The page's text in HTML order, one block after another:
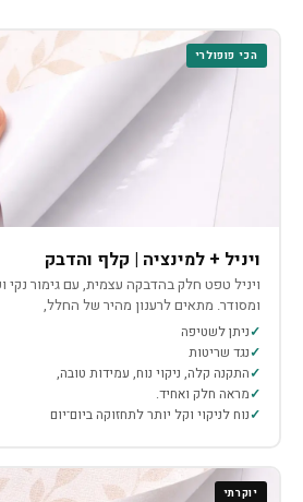
הכי פופולרי
ויניל + למינציה | קלף והדבק
ויניל טפט חלק בהדבקה עצמית, עם גימור נקי
ומסודר. מתאים לרענון מהיר של החלל,
ניתן לשטיפה
נגד שריטות
התקנה קלה, ניקוי נוח, עמידות טובה,
מראה חלק ואחיד.
נוח לניקוי וקל יותר לתחזוקה ביום־יום
יוקרתי